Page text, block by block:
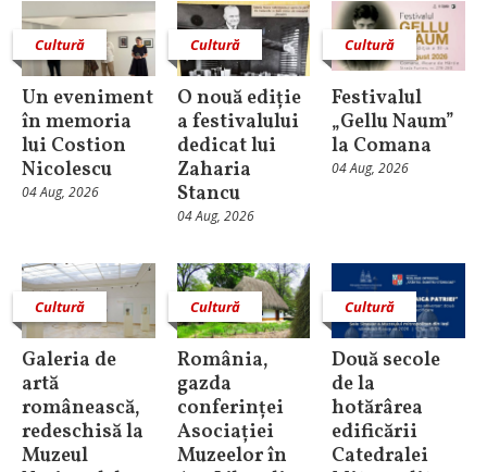
Cultură
Un eveniment
în memoria
lui Costion
Nicolescu
04 Aug, 2026
Cultură
O nouă ediție
a festivalului
dedicat lui
Zaharia
Stancu
04 Aug, 2026
Cultură
Festivalul
„Gellu Naum”
la Comana
04 Aug, 2026
Cultură
Galeria de
artă
românească,
redeschisă la
Muzeul
Cultură
România,
gazda
conferinței
Asociației
Muzeelor în
Cultură
Două secole
de la
hotărârea
edificării
Catedralei